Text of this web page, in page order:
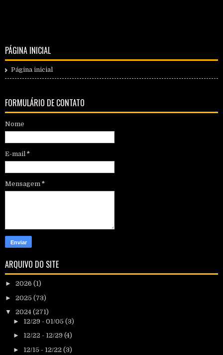
PÁGINA INICIAL
Página inicial
FORMULÁRIO DE CONTATO
Nome
E-mail *
Mensagem *
ARQUIVO DO SITE
► 2026 (1)
► 2025 (73)
▼ 2024 (271)
► 12/29 - 01/05 (3)
► 12/22 - 12/29 (4)
► 12/15 - 12/22 (3)